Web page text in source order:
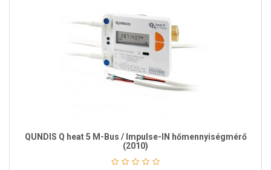
QUNDIS Q heat 5 M-Bus / Impulse-IN hőmennyiségmérő
(2010)